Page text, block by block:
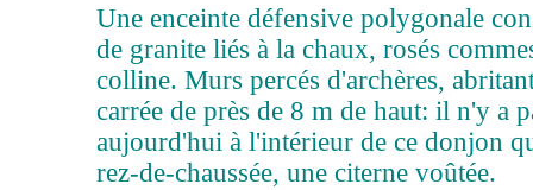
Une enceinte défensive polygonale
de granite liés à la chaux, rosés
colline. Murs percés d'archères,
carrée de près de 8 m de haut: il n'y a
aujourd'hui à l'intérieur de ce donjon
rez-de-chaussée, une citerne voûtée.